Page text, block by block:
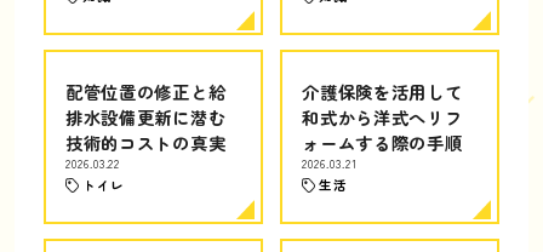
配管位置の修正と給
排水設備更新に潜む
技術的コストの真実
2026.03.22
トイレ
介護保険を活用して
和式から洋式へリフ
ォームする際の手順
2026.03.21
生活